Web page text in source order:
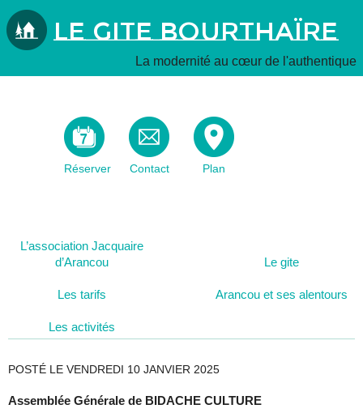
Le Gite Bourthaïre
La modernité au cœur de l'authentique
Réserver Contact Plan
L’association Jacquaire
d’Arancou
Le gite
Les tarifs Arancou et ses alentours
Les activités
POSTÉ LE VENDREDI 10 JANVIER 2025
Assemblée Générale de BIDACHE CULTURE